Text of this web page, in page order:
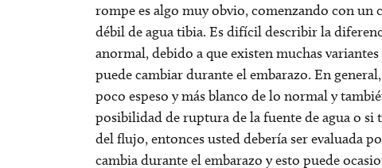
rompe es algo muy obvio, comenzando con
débil de agua tibia. Es difícil describir la
anormal, debido a que existen muchas
puede cambiar durante el embarazo. En
poco espeso y más blanco de lo normal y
posibilidad de ruptura de la fuente de agua o
del flujo, entonces usted debería ser evaluada
cambia durante el embarazo y esto puede